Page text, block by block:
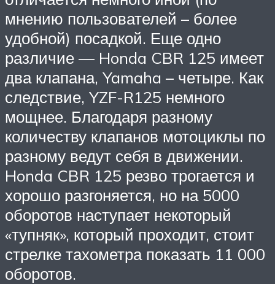
мнению пользователей – более
удобной) посадкой. Еще одно
различие — Honda CBR 125 имеет
два клапана, Yamaha – четыре. Как
следствие, YZF-R125 немного
мощнее. Благодаря разному
количеству клапанов мотоциклы по
разному ведут себя в движении.
Honda CBR 125 резво трогается и
хорошо разгоняется, но на 5000
оборотов наступает некоторый
«тупняк», который проходит, стоит
стрелке тахометра показать 11 000
оборотов.